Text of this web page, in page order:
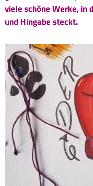
viele schöne Werke, in
und Hingabe steckt.